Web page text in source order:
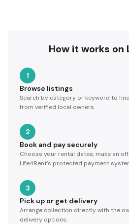
How it works on
1
Browse listings
Search by category or keyword to
from verified local owners.
2
Book and pay securely
Choose your rental dates, make an
Life4Rent's protected payment
3
Pick up or get delivery
Arrange collection directly with the
delivery options.